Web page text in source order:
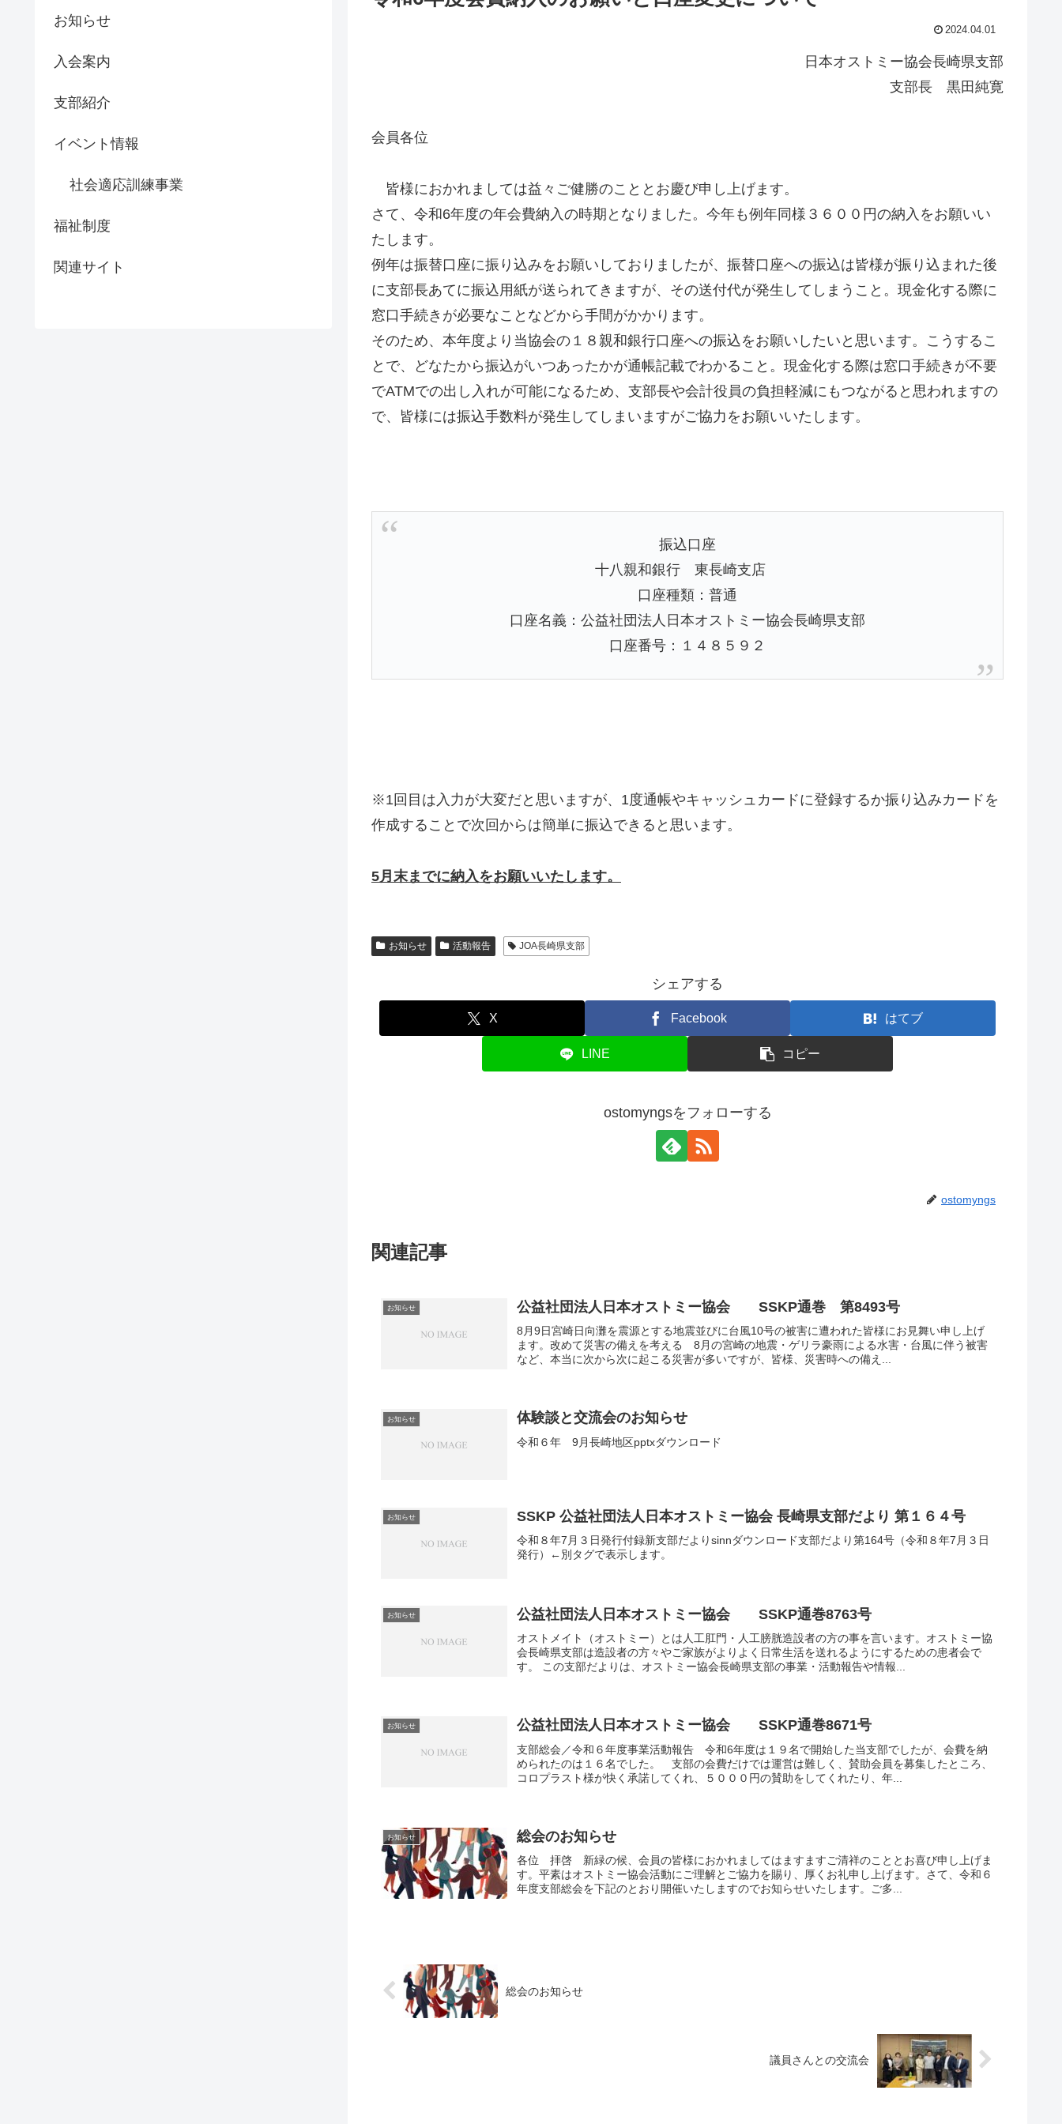
2024.04.01
日本オストミー協会長崎県支部
支部長 黒田純寛
会員各位
皆様におかれましては益々ご健勝のこととお慶び申し上げます。
さて、令和6年度の年会費納入の時期となりました。今年も例年同様３６００円の納入をお願いい
たします。
例年は振替口座に振り込みをお願いしておりましたが、振替口座への振込は皆様が振り込まれた後
に支部長あてに振込用紙が送られてきますが、その送付代が発生してしまうこと。現金化する際に
窓口手続きが必要なことなどから手間がかかります。
そのため、本年度より当協会の１８親和銀行口座への振込をお願いしたいと思います。こうするこ
とで、どなたから振込がいつあったかが通帳記載でわかること。現金化する際は窓口手続きが不要
でATMでの出し入れが可能になるため、支部長や会計役員の負担軽減にもつながると思われますの
で、皆様には振込手数料が発生してしまいますがご協力をお願いいたします。
振込口座
十八親和銀行 東長崎支店
口座種類：普通
口座名義：公益社団法人日本オストミー協会長崎県支部
口座番号：１４８５９２
※1回目は入力が大変だと思いますが、1度通帳やキャッシュカードに登録するか振り込みカードを
作成することで次回からは簡単に振込できると思います。
5月末までに納入をお願いいたします。
お知らせ 活動報告 JOA長崎県支部
シェアする
X Facebook はてブ
LINE コピー
ostomyngsをフォローする
ostomyngs
関連記事
お知らせ 公益社団法人日本オストミー協会 SSKP通巻 第8493号
8月9日宮崎日向灘を震源とする地震並びに台風10号の被害に遭われた皆様にお見舞い申し上げ
ます。改めて災害の備えを考える 8月の宮崎の地震・ゲリラ豪雨による水害・台風に伴う被害
など、本当に次から次に起こる災害が多いですが、皆様、災害時への備え...
お知らせ 体験談と交流会のお知らせ
令和６年 9月長崎地区pptxダウンロード
お知らせ SSKP 公益社団法人日本オストミー協会 長崎県支部だより 第１６４号
令和８年7月３日発行付録新支部だよりsinnダウンロード支部だより第164号（令和８年7月３日
発行）←別タグで表示します。
お知らせ 公益社団法人日本オストミー協会 SSKP通巻8763号
オストメイト（オストミー）とは人工肛門・人工膀胱造設者の方の事を言います。オストミー協
会長崎県支部は造設者の方々やご家族がよりよく日常生活を送れるようにするための患者会で
す。 この支部だよりは、オストミー協会長崎県支部の事業・活動報告や情報...
お知らせ 公益社団法人日本オストミー協会 SSKP通巻8671号
支部総会／令和６年度事業活動報告 令和6年度は１９名で開始した当支部でしたが、会費を納
められたのは１６名でした。 支部の会費だけでは運営は難しく、賛助会員を募集したところ、
コロプラスト様が快く承諾してくれ、５０００円の賛助をしてくれたり、年...
お知らせ 総会のお知らせ
各位 拝啓 新緑の候、会員の皆様におかれましてはますますご清祥のこととお喜び申し上げま
す。平素はオストミー協会活動にご理解とご協力を賜り、厚くお礼申し上げます。さて、令和６
年度支部総会を下記のとおり開催いたしますのでお知らせいたします。ご多...
総会のお知らせ
議員さんとの交流会
お知らせ
入会案内
支部紹介
イベント情報
社会適応訓練事業
福祉制度
関連サイト